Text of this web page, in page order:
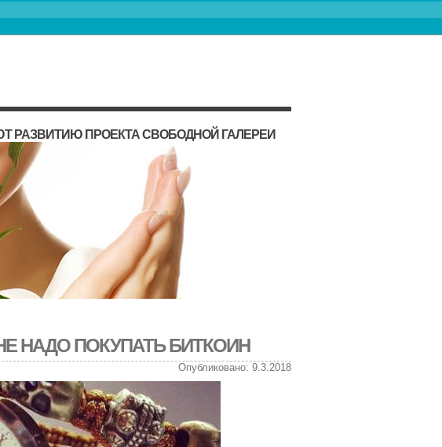
РАЗВИТИЮ ПРОЕКТА СВОБОДНОЙ ГАЛЕРЕИ
НАДО ПОКУПАТЬ БИТКОИН
Опубликовано: 9.3.2018